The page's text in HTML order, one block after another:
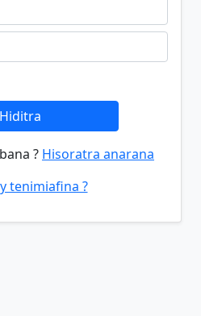
Hiditra
? Hisoratra anarana
tenimiafina ?